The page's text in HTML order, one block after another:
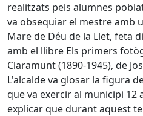
realitzats pels alumnes
va obsequiar el mestre amb
Mare de Déu de la Llet, feta
amb el llibre Els primers
Claramunt (1890-1945), de
L'alcalde va glosar la figura
que va exercir al municipi 12
explicar que durant aquest